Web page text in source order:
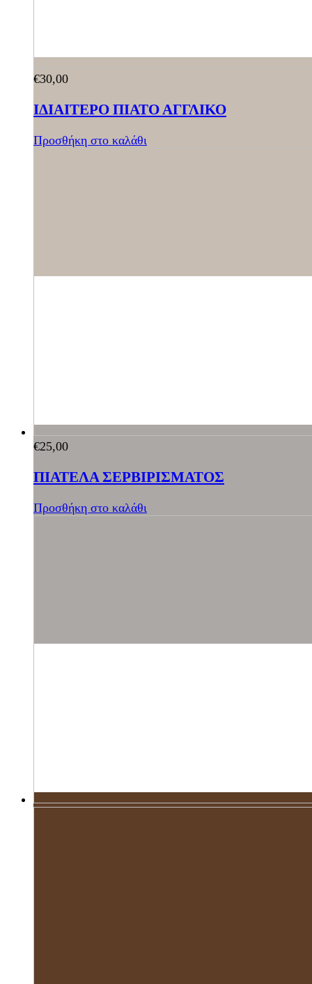
€30,00
ΙΔΙΑΙΤΕΡΟ ΠΙΑΤΟ ΑΓΓΛΙΚΟ
Προσθήκη στο καλάθι
€25,00
ΠΙΑΤΕΛΑ ΣΕΡΒΙΡΙΣΜΑΤΟΣ
Προσθήκη στο καλάθι